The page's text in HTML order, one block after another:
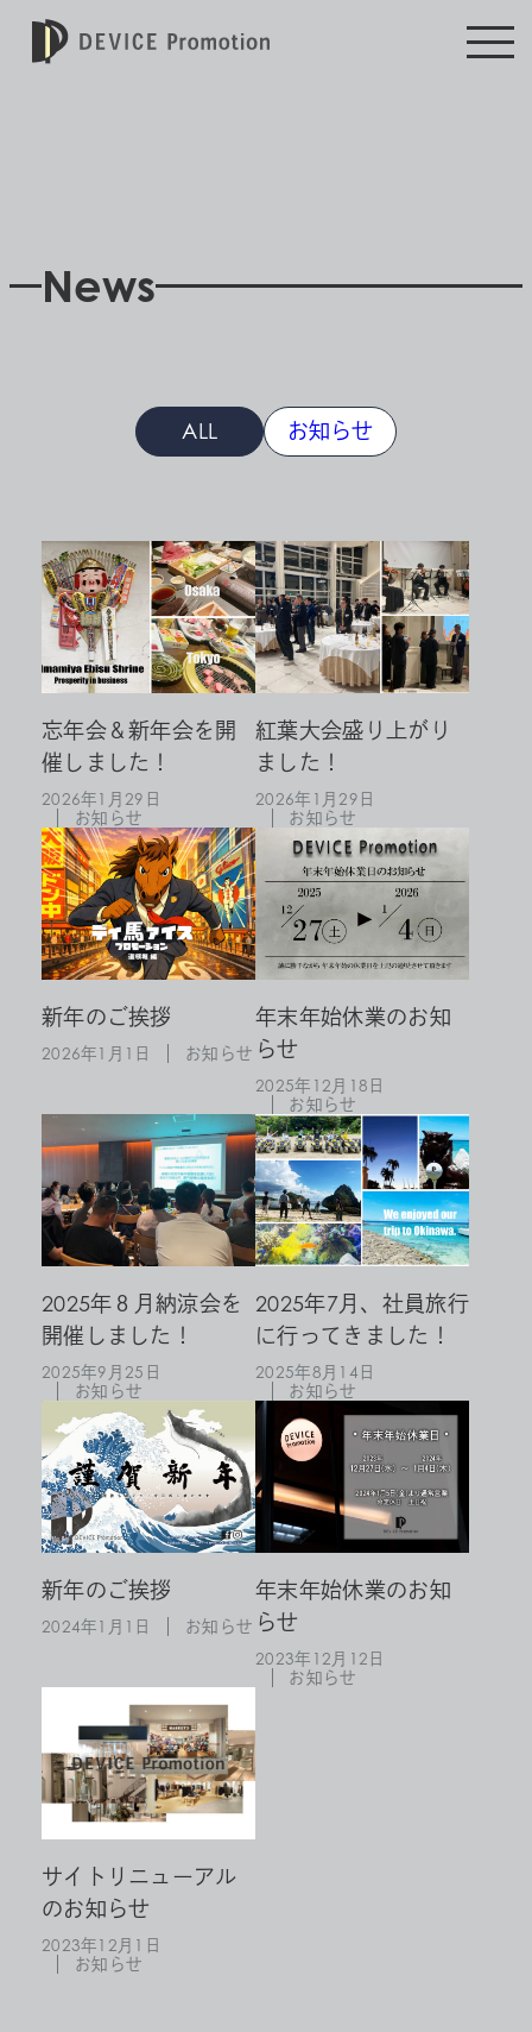
News
ALL お知らせ
忘年会＆新年会を開
催しました！
2026年1月29日
お知らせ
紅葉大会盛り上がり
ました！
2026年1月29日
お知らせ
新年のご挨拶
2026年1月1日 お知らせ
年末年始休業のお知
らせ
2025年12月18日
お知らせ
2025年８月納涼会を
開催しました！
2025年9月25日
お知らせ
2025年7月、社員旅行
に行ってきました！
2025年8月14日
お知らせ
新年のご挨拶
2024年1月1日 お知らせ
年末年始休業のお知
らせ
2023年12月12日
お知らせ
サイトリニューアル
のお知らせ
2023年12月1日
お知らせ